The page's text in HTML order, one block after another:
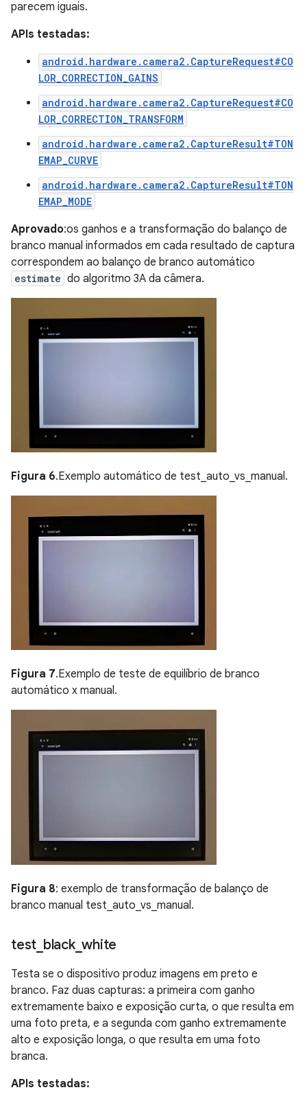
parecem iguais.
APIs testadas:
android.hardware.camera2.CaptureRequest#CO
LOR_CORRECTION_GAINS
android.hardware.camera2.CaptureRequest#CO
LOR_CORRECTION_TRANSFORM
android.hardware.camera2.CaptureResult#TON
EMAP_CURVE
android.hardware.camera2.CaptureResult#TON
EMAP_MODE
Aprovado:os ganhos e a transformação do balanço de
branco manual informados em cada resultado de captura
correspondem ao balanço de branco automático
estimate do algoritmo 3A da câmera.
Figura 6.Exemplo automático de test_auto_vs_manual.
Figura 7.Exemplo de teste de equilíbrio de branco
automático x manual.
Figura 8: exemplo de transformação de balanço de
branco manual test_auto_vs_manual.
test black_white
Testa se o dispositivo produz imagens em preto e
branco. Faz duas capturas: a primeira com ganho
extremamente baixo e exposição curta, o que resulta em
uma foto preta, e a segunda com ganho extremamente
alto e exposição longa, o que resulta em uma foto
branca.
APIs testadas: